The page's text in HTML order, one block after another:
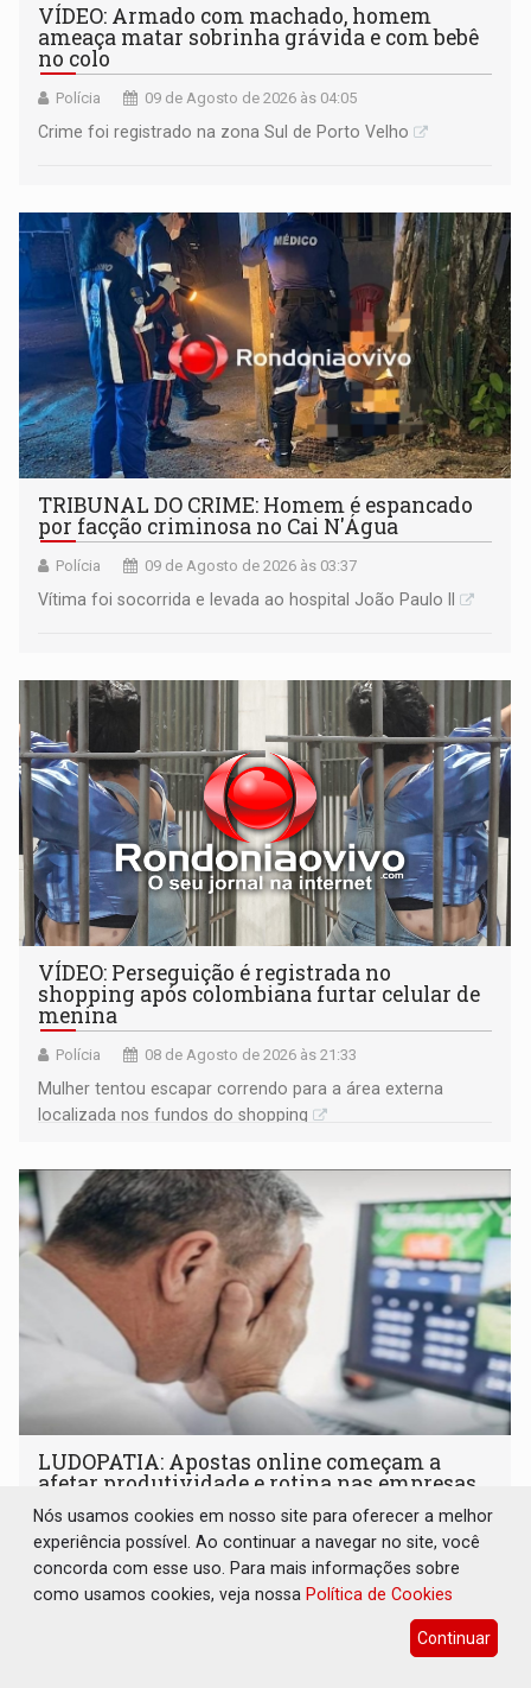
VÍDEO: Armado com machado, homem
ameaça matar sobrinha grávida e com bebê
no colo
Polícia 09 de Agosto de 2026 às 04:05
Crime foi registrado na zona Sul de Porto Velho
TRIBUNAL DO CRIME: Homem é espancado
por facção criminosa no Cai N'Água
Polícia 09 de Agosto de 2026 às 03:37
Vítima foi socorrida e levada ao hospital João Paulo II
VÍDEO: Perseguição é registrada no
shopping após colombiana furtar celular de
menina
Polícia 08 de Agosto de 2026 às 21:33
Mulher tentou escapar correndo para a área externa
localizada nos fundos do shopping
LUDOPATIA: Apostas online começam a
afetar produtividade e rotina nas empresas
Brasil e Mundo 08 de Agosto de 2026 às 21:00
Entre os sinais de alerta estão faltas recorrentes, queda
de produtividade, dificuldade de concentração,
solicitações frequentes de antecipação salarial
Nós usamos cookies em nosso site para oferecer a melhor
experiência possível. Ao continuar a navegar no site, você
concorda com esse uso. Para mais informações sobre
como usamos cookies, veja nossa Política de Cookies
Continuar